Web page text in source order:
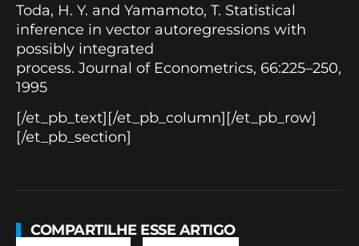
Toda, H. Y. and Yamamoto, T. Statistical
inference in vector autoregressions with
possibly integrated
process. Journal of Econometrics, 66:225–250,
1995
[/et_pb_text][/et_pb_column][/et_pb_row]
[/et_pb_section]
COMPARTILHE ESSE ARTIGO